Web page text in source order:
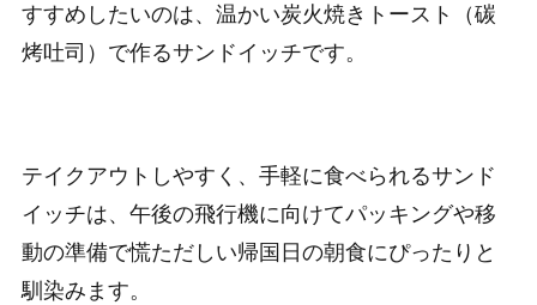
すすめしたいのは、温かい炭火焼きトースト（碳
烤吐司）で作るサンドイッチです。
テイクアウトしやすく、手軽に食べられるサンド
イッチは、午後の飛行機に向けてパッキングや移
動の準備で慌ただしい帰国日の朝食にぴったりと
馴染みます。